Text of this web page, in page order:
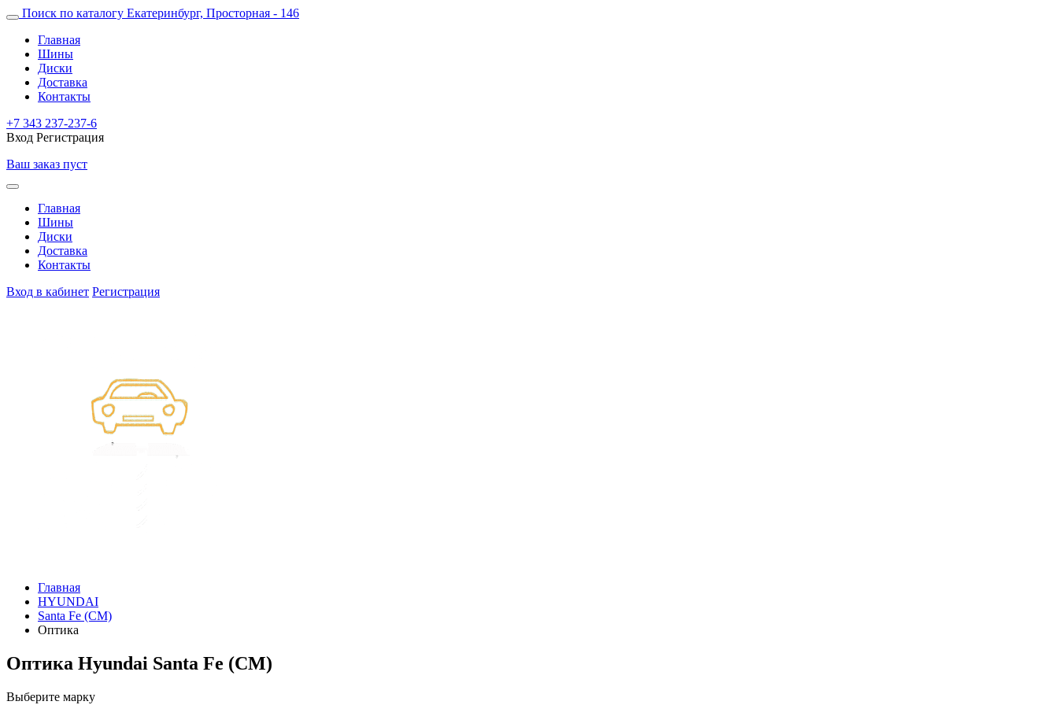
Поиск по каталогу Екатеринбург, Просторная - 146
Главная
Шины
Диски
Доставка
Контакты
+7 343 237-237-6
Вход Регистрация
Ваш заказ пуст
Главная
Шины
Диски
Доставка
Контакты
Вход в кабинет Регистрация
Главная
HYUNDAI
Santa Fe (CM)
Оптика
Оптика Hyundai Santa Fe (CM)
Выберите марку